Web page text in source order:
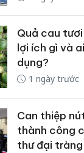
Quả cau
lợi ích gì và
dụng?
1 ngày trước
Can thiệp
thành công
thư đại